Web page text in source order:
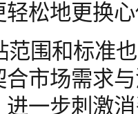
轻松地更换
范围和标准
市场需求
一步刺激